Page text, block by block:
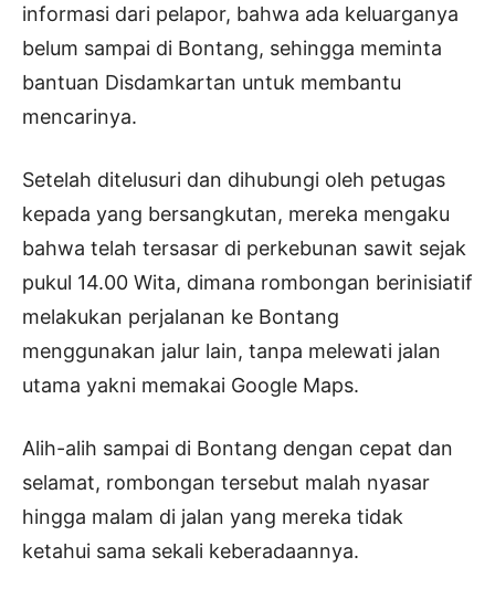
informasi dari pelapor, bahwa ada keluarganya
belum sampai di Bontang, sehingga meminta
bantuan Disdamkartan untuk membantu
mencarinya.
Setelah ditelusuri dan dihubungi oleh petugas
kepada yang bersangkutan, mereka mengaku
bahwa telah tersasar di perkebunan sawit sejak
pukul 14.00 Wita, dimana rombongan berinisiatif
melakukan perjalanan ke Bontang
menggunakan jalur lain, tanpa melewati jalan
utama yakni memakai Google Maps.
Alih-alih sampai di Bontang dengan cepat dan
selamat, rombongan tersebut malah nyasar
hingga malam di jalan yang mereka tidak
ketahui sama sekali keberadaannya.